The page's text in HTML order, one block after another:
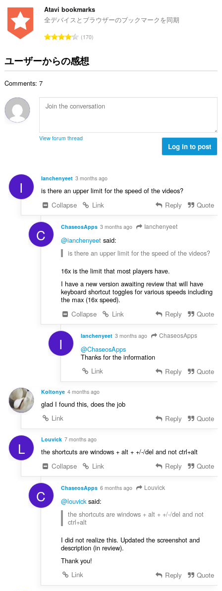
の
総
：
Atavi bookmarks
全デバイスとブラウザーのブックマークを同期
評
の
総
170
ユーザーからの感想
Comments: 7
View forum thread
Log in to post
I Ianchenyeet 3 months ago
is there an upper limit for the speed of the videos?
Collapse
Link Reply Quote
C ChaseosApps 3 months ago Ianchenyeet
@ianchenyeetsaid:
is there an upper limit for the speed of the videos?
16x is the limit that most players have.
I have a new version awaiting review that will have
keyboard shortcut toggles for various speeds including
the max (16x speed).
Collapse
Link Reply Quote
I Ianchenyeet 3 months ago ChaseosApps
@ChaseosApps
Thanks for the information
Link
Reply Quote
Koltonye 4 months ago
glad I found this, does the job
Link
Reply Quote
L Louvick 7 months ago
the shortcuts are windows + alt + +/-/del and not ctrl+alt
Collapse
Link Reply Quote
C ChaseosApps 6 months ago Louvick
@louvicksaid:
the shortcuts are windows + alt + +/-/del and not
ctrl+alt
I did not realize this. Updated the screenshot and
description (in review).
Thank you!
Link
Reply Quote